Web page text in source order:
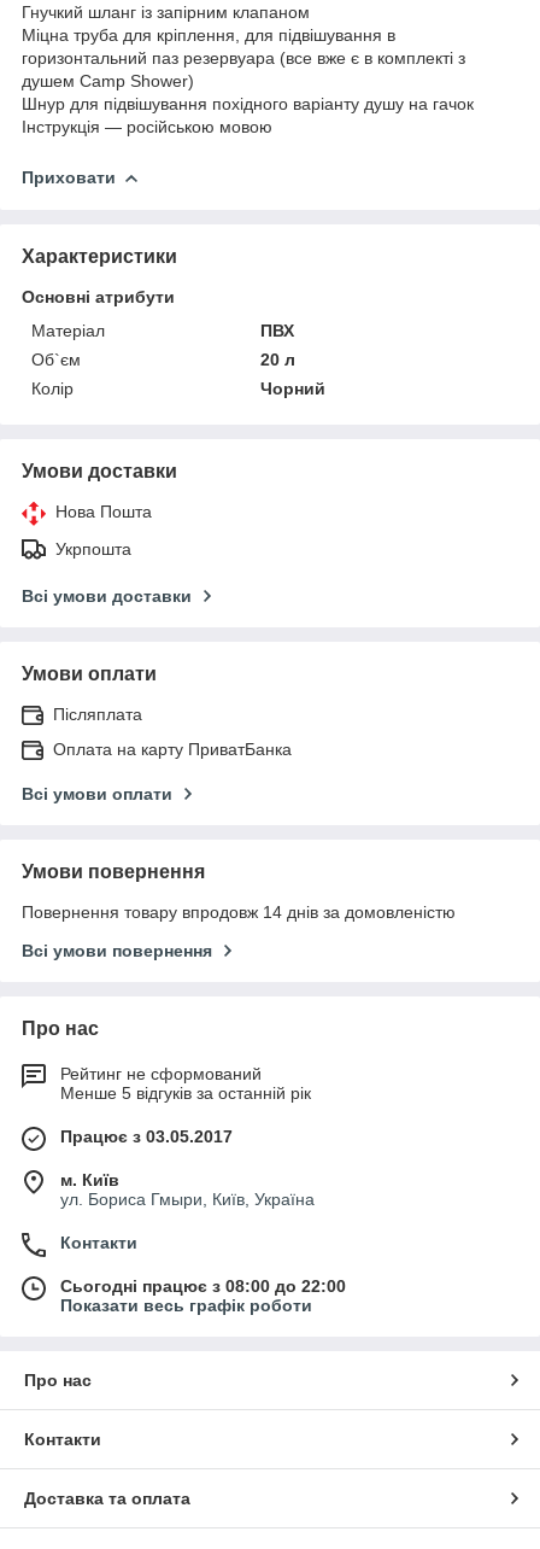
Гнучкий шланг із запірним клапаном
Міцна труба для кріплення, для підвішування в
горизонтальний паз резервуара (все вже є в комплекті з
душем Camp Shower)
Шнур для підвішування похідного варіанту душу на гачок
Інструкція — російською мовою
Приховати
Характеристики
Основні атрибути
Матеріал
ПВХ
Об`єм
20 л
Колір
Чорний
Умови доставки
Нова Пошта
Укрпошта
Всі умови доставки
Умови оплати
Післяплата
Оплата на карту ПриватБанка
Всі умови оплати
Умови повернення
Повернення товару впродовж 14 днів за домовленістю
Всі умови повернення
Про нас
Рейтинг не сформований
Менше 5 відгуків за останній рік
Працює з 03.05.2017
м. Київ
ул. Бориса Гмыри, Київ, Україна
Контакти
Сьогодні працює з 08:00 до 22:00
Показати весь графік роботи
Про нас
Контакти
Доставка та оплата